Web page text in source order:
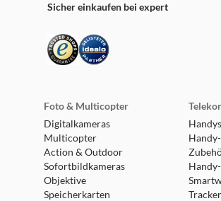
Sicher einkaufen bei expert
Foto & Multicopter
Digitalkameras
Multicopter
Action & Outdoor
Sofortbildkameras
Objektive
Speicherkarten
Tracker